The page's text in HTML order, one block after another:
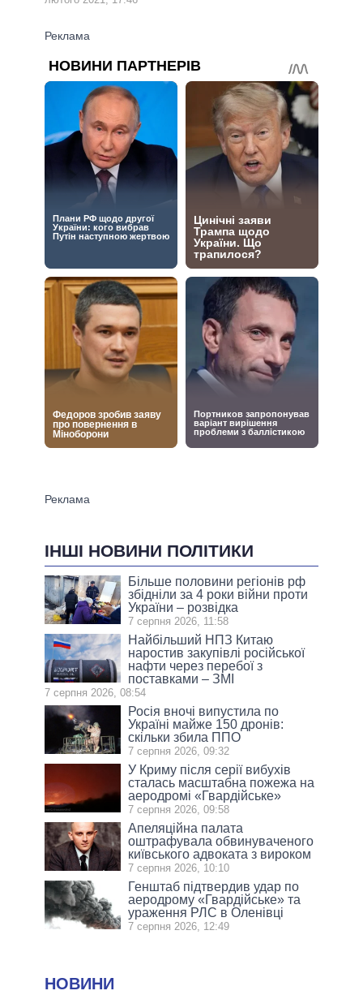
ІНШІ НОВИНИ ПОЛІТИКИ
Більше половини регіонів рф
збідніли за 4 роки війни проти
України – розвідка
7 серпня 2026, 11:58
Найбільший НПЗ Китаю
наростив закупівлі російської
нафти через перебої з
поставками – ЗМІ
7 серпня 2026, 08:54
Росія вночі випустила по
Україні майже 150 дронів:
скільки збила ППО
7 серпня 2026, 09:32
У Криму після серії вибухів
сталась масштабна пожежа на
аеродромі «Гвардійське»
7 серпня 2026, 09:58
Апеляційна палата
оштрафувала обвинуваченого
київського адвоката з вироком
7 серпня 2026, 10:10
Генштаб підтвердив удар по
аеродрому «Гвардійське» та
ураження РЛС в Оленівці
7 серпня 2026, 12:49
НОВИНИ